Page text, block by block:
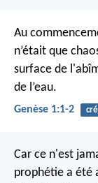
Au
n’était que
surface de
de l’eau.
Genèse 1:1-2
Car ce n'est
prophétie a été